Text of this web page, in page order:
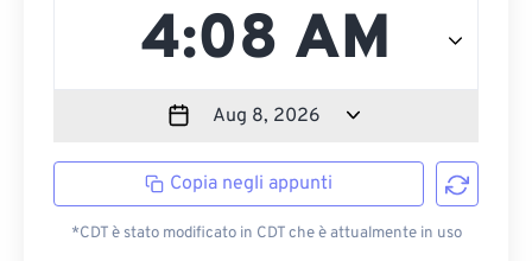
Copia negli appunti
*CDT è stato modificato in CDT che è attualmente in uso